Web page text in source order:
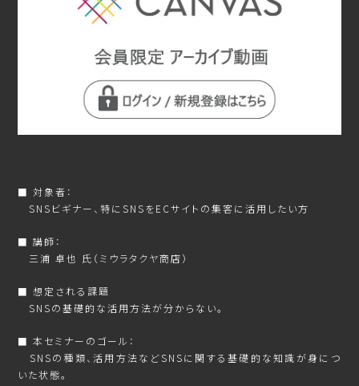
■ 対象者：
SNSビギナー、特にSNSをECサイトの集客に活用したい方
■ 講師：
三浦 卓也 氏（ミウラタクヤ商店）
■ 想定される課題
SNSの基礎的な活用方法が分からない。
■ 本セミナーのゴール：
SNSの種類、活用方法などSNSに関する基礎的な知識が身につ
いた状態。